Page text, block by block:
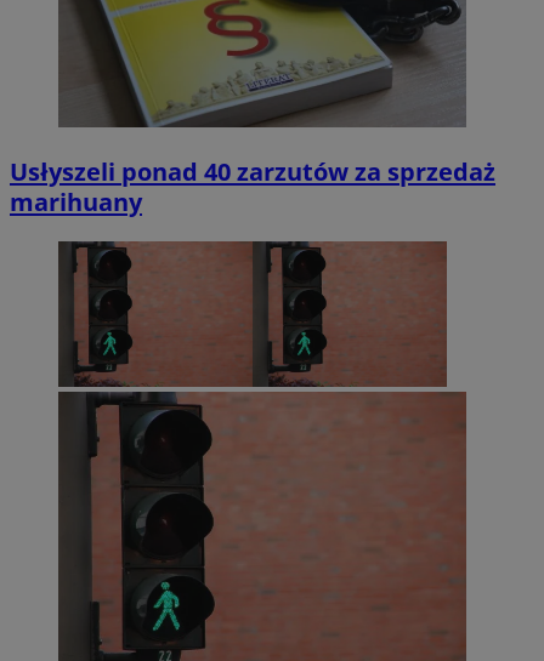
Usłyszeli ponad 40 zarzutów za sprzedaż
marihuany